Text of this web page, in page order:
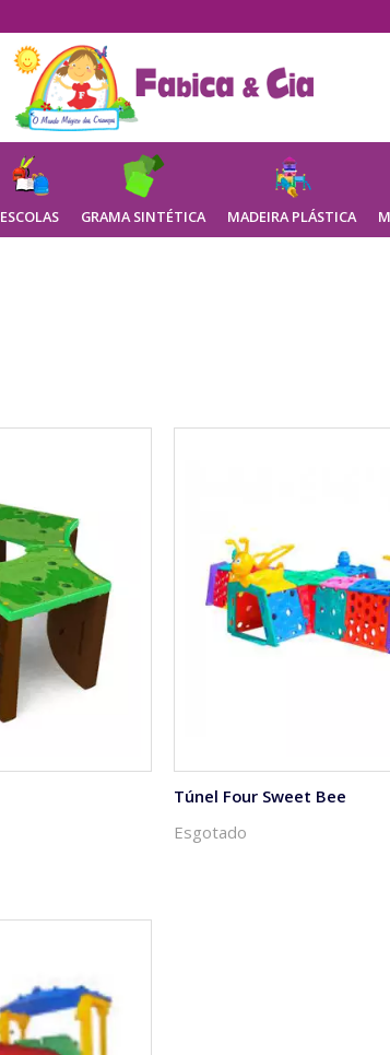
ESCOLAS GRAMA SINTÉTICA MADEIRA PLÁSTICA
Túnel Four Sweet Bee
Esgotado